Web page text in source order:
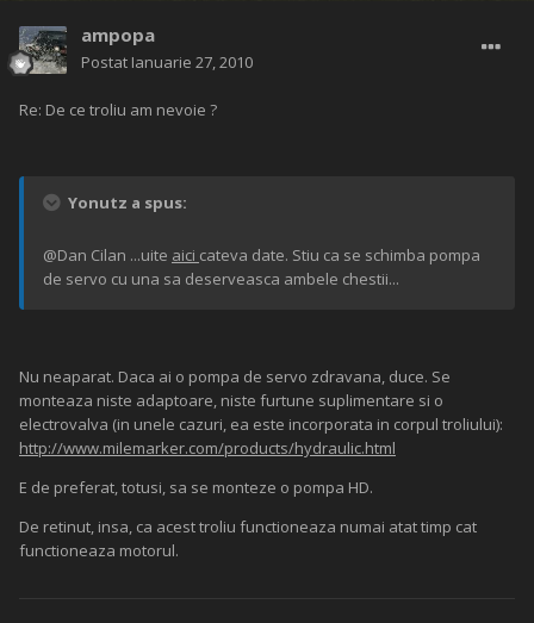
ampopa
Postat Ianuarie 27, 2010
Re: De ce troliu am nevoie ?
Yonutz a spus:
@Dan Cilan ...uite aici cateva date. Stiu ca se schimba pompa
de servo cu una sa deserveasca ambele chestii...
Nu neaparat. Daca ai o pompa de servo zdravana, duce. Se
monteaza niste adaptoare, niste furtune suplimentare si o
electrovalva (in unele cazuri, ea este incorporata in corpul troliului):
http://www.milemarker.com/products/hydraulic.html
E de preferat, totusi, sa se monteze o pompa HD.
De retinut, insa, ca acest troliu functioneaza numai atat timp cat
functioneaza motorul.